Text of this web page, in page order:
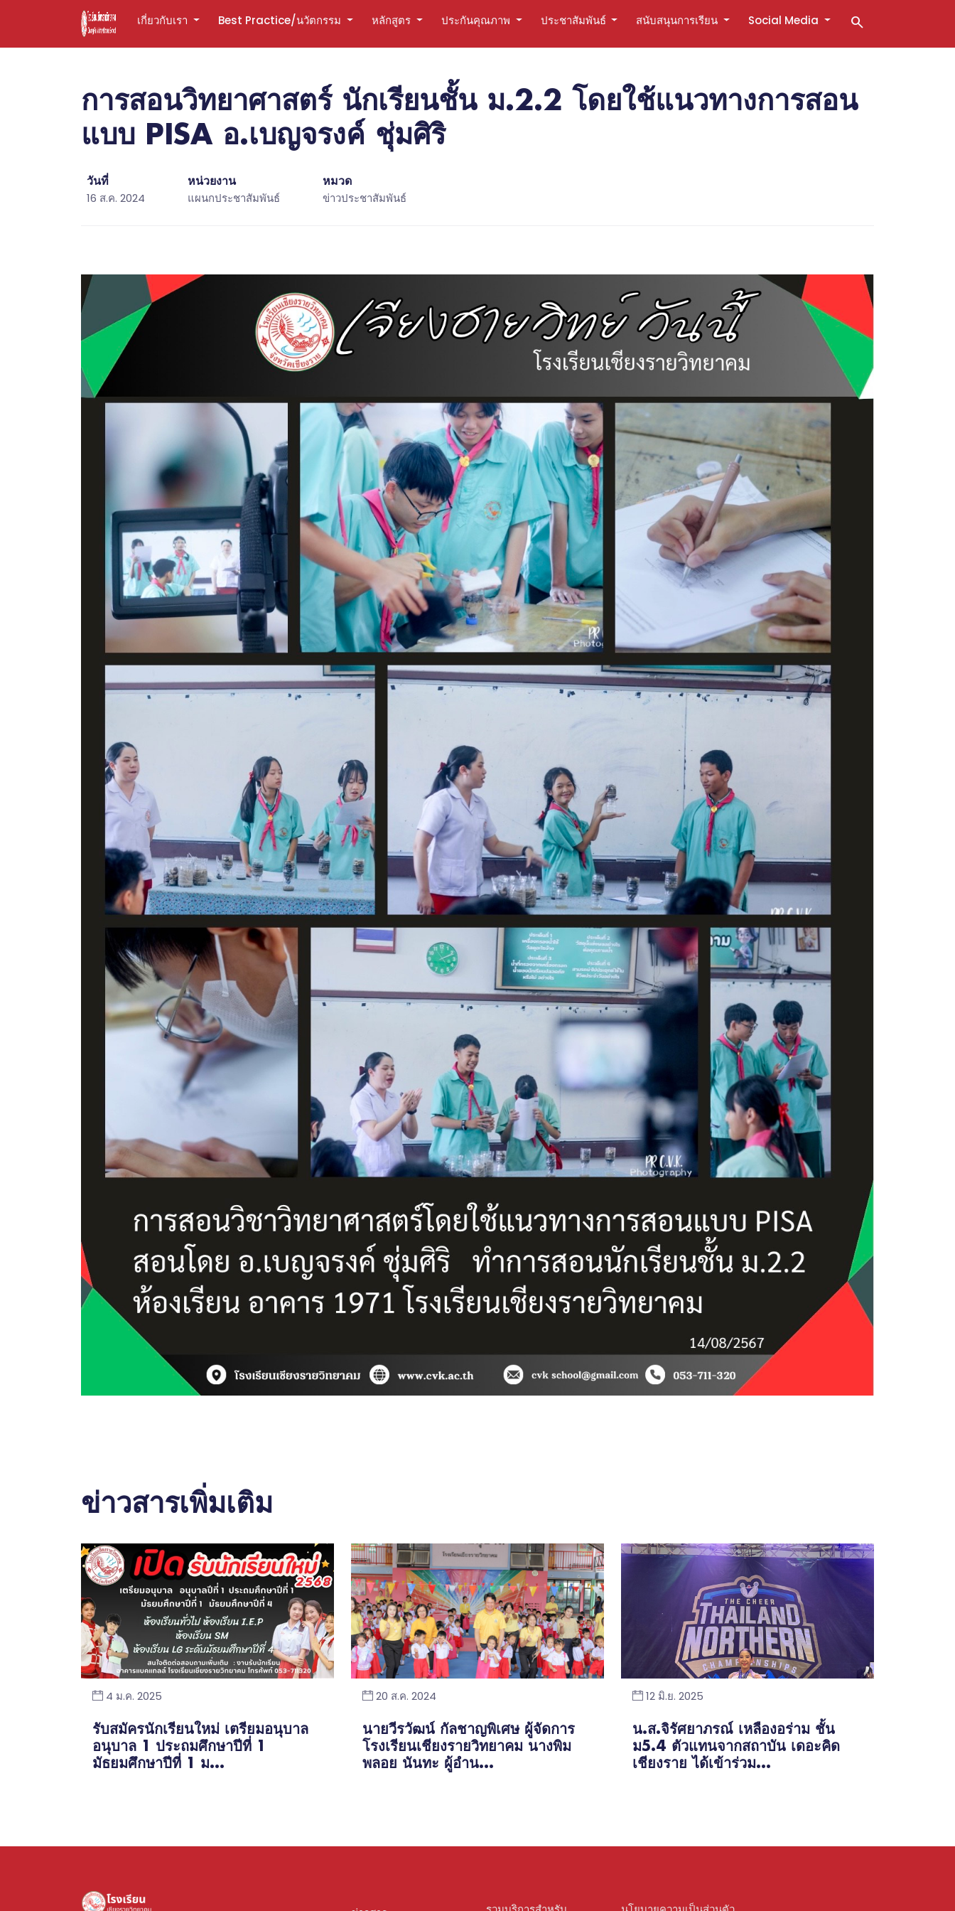
เกี่ยวกับเรา Best Practice/นวัตกรรม หลักสูตร ประกันคุณภาพ ประชาสัมพันธ์ สนับสนุนการเรียน Social Media search
การสอนวิทยาศาสตร์ นักเรียนชั้น ม.2.2 โดยใช้แนวทางการสอน
แบบ PISA อ.เบญจรงค์ ชุ่มศิริ
วันที่
16 ส.ค. 2024
หน่วยงาน
แผนกประชาสัมพันธ์
หมวด
ข่าวประชาสัมพันธ์
ข่าวสารเพิ่มเติม
4 ม.ค. 2025
รับสมัครนักเรียนใหม่ เตรียมอนุบาล
อนุบาล 1 ประถมศึกษาปีที่ 1
มัธยมศึกษาปีที่ 1 ม...
20 ส.ค. 2024
นายวีรวัฒน์ กัลชาญพิเศษ ผู้จัดการ
โรงเรียนเชียงรายวิทยาคม นางพิม
พลอย นันทะ ผู้อำน...
12 มิ.ย. 2025
น.ส.จิรัศยาภรณ์ เหลืองอร่าม ชั้น
ม5.4 ตัวแทนจากสถาบัน เดอะคิด
เชียงราย ได้เข้าร่วม...